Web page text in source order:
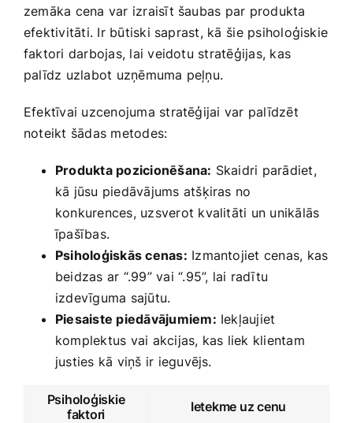
zemāka cena var izraisīt šaubas‌ par produkta
efektivitāti. Ir būtiski saprast, kā ⁢šie psiholoģiskie
faktori darbojas, lai ​veidotu stratēģijas, kas
palīdz uzlabot uzņēmuma peļņu.
Efektīvai uzcenojuma stratēģijai var palīdzēt
noteikt šādas metodes:
Produkta pozicionēšana: Skaidri parādiet,
kā jūsu piedāvājums atšķiras no
konkurences, uzsverot kvalitāti‌ un unikālās
īpašības.
Psiholoģiskās cenas: Izmantojiet cenas, kas‍
beidzas ar “.99” vai “.95”, lai radītu
izdevīguma sajūtu.
Piesaiste piedāvājumiem: Iekļaujiet
komplektus vai ‌akcijas, kas liek klientam
justies kā viņš ir ieguvējs.
Psiholoģiskie
faktori
Ietekme uz ⁣cenu